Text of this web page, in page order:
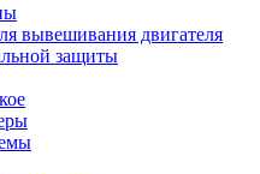
вывешивания двигателя
защиты